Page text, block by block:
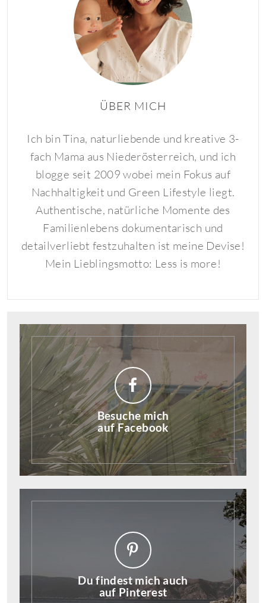
ÜBER MICH
Ich bin Tina, naturliebende und kreative 3-
fach Mama aus Niederösterreich, und ich
blogge seit 2009 wobei mein Fokus auf
Nachhaltigkeit und Green Lifestyle liegt.
Authentische, natürliche Momente des
Familienlebens dokumentarisch und
detailverliebt festzuhalten ist meine Devise!
Mein Lieblingsmotto: Less is more!
Besuche mich
auf Facebook
Du findest mich auch
auf Pinterest